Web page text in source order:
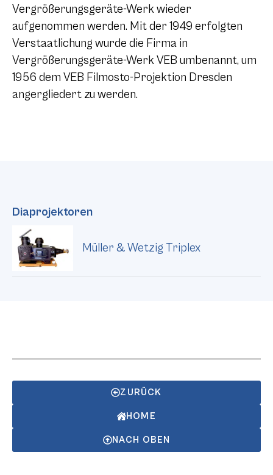
Vergrößerungsgeräte-Werk wieder
aufgenommen werden. Mit der 1949 erfolgten
Verstaatlichung wurde die Firma in
Vergrößerungsgeräte-Werk VEB umbenannt, um
1956 dem VEB Filmosto-Projektion Dresden
angergliedert zu werden.
Diaprojektoren
Müller & Wetzig Triplex
ZURÜCK
HOME
NACH OBEN